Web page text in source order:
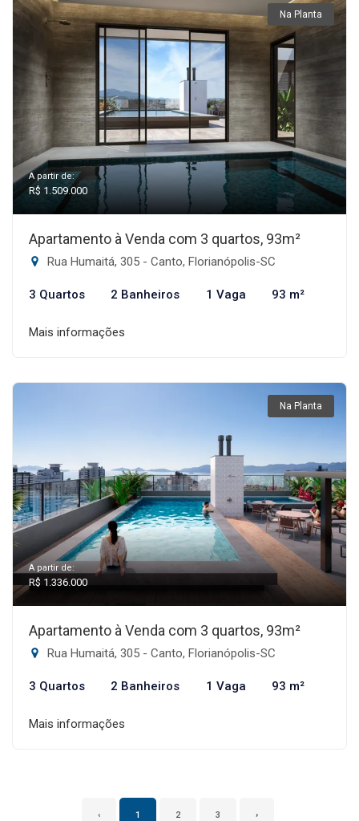
Na Planta
A partir de:
R$ 1.509.000
Apartamento à Venda com 3 quartos, 93m²
Rua Humaitá, 305 - Canto, Florianópolis-SC
3 Quartos 2 Banheiros 1 Vaga 93 m²
Mais informações
Na Planta
A partir de:
R$ 1.336.000
Apartamento à Venda com 3 quartos, 93m²
Rua Humaitá, 305 - Canto, Florianópolis-SC
3 Quartos 2 Banheiros 1 Vaga 93 m²
Mais informações
‹ 1 2 3 ›